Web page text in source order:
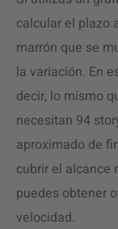
calcular el plazo
marrón que se
la variación. En
decir, lo mismo
necesitan 94
aproximado de
cubrir el alcance
puedes obtener
velocidad.